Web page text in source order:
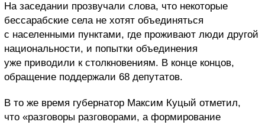
На заседании прозвучали слова, что некоторые
бессарабские села не хотят объединяться
с населенными пунктами, где проживают люди другой
национальности, и попытки объединения
уже приводили к столкновениям. В конце концов,
обращение поддержали 68 депутатов.
В то же время губернатор Максим Куцый отметил,
что «разговоры разговорами, а формирование